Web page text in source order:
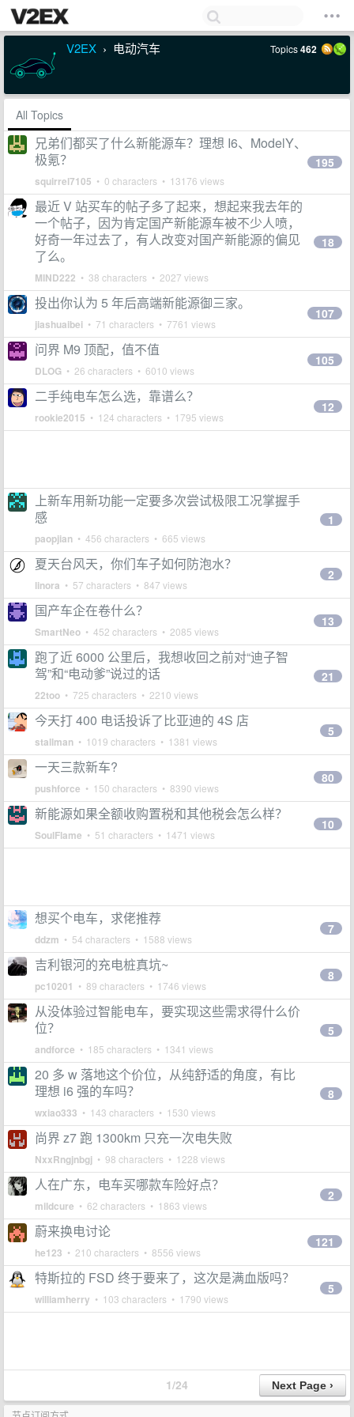
V2EX › 电动汽车 Topics462
All Topics
兄弟们都买了什么新能源车？理想 I6、ModelY、
极氪？
squirrel7105 • 0 characters • 13176 views
195
最近 V 站买车的帖子多了起来，想起来我去年的
一个帖子，因为肯定国产新能源车被不少人喷，
好奇一年过去了，有人改变对国产新能源的偏见
了么。
MIND222 • 38 characters • 2027 views
18
投出你认为 5 年后高端新能源御三家。
jiashuaibei • 71 characters • 7761 views
107
问界 M9 顶配，值不值
DLOG • 26 characters • 6010 views
105
二手纯电车怎么选，靠谱么？
rookie2015 • 124 characters • 1795 views
12
上新车用新功能一定要多次尝试极限工况掌握手
感
paopjian • 456 characters • 665 views
1
夏天台风天，你们车子如何防泡水？
linora • 57 characters • 847 views
2
国产车企在卷什么？
SmartNeo • 452 characters • 2085 views
13
跑了近 6000 公里后，我想收回之前对“迪子智
驾”和“电动爹”说过的话
22too • 725 characters • 2210 views
21
今天打 400 电话投诉了比亚迪的 4S 店
stallman • 1019 characters • 1381 views
5
一天三款新车?
pushforce • 150 characters • 8390 views
80
新能源如果全额收购置税和其他税会怎么样？
SoulFlame • 51 characters • 1471 views
10
想买个电车，求佬推荐
ddzm • 54 characters • 1588 views
7
吉利银河的充电桩真坑~
pc10201 • 89 characters • 1746 views
8
从没体验过智能电车，要实现这些需求得什么价
位？
andforce • 185 characters • 1341 views
5
20 多 w 落地这个价位，从纯舒适的角度，有比
理想 i6 强的车吗？
wxiao333 • 143 characters • 1530 views
8
尚界 z7 跑 1300km 只充一次电失败
NxxRngjnbgj • 98 characters • 1228 views
人在广东，电车买哪款车险好点？
mildcure • 62 characters • 1863 views
2
蔚来换电讨论
he123 • 210 characters • 8556 views
121
特斯拉的 FSD 终于要来了，这次是满血版吗？
williamherry • 103 characters • 1790 views
5
1/24